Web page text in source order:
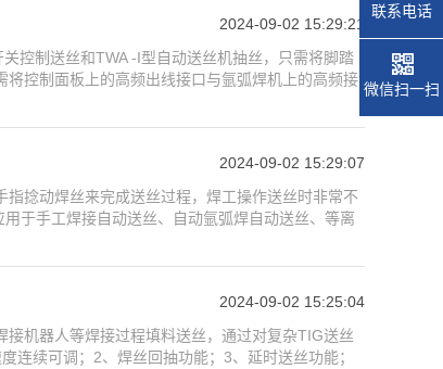
2024-09-02 15:29:21
控制送丝和TWA -I型自动送丝机抽丝，只需将脚踏
控制面板上的高频出线接口与氩弧焊机上的高频接
2024-09-02 15:29:07
捻动焊丝来完成送丝过程，焊工操作送丝时非常不
于手工焊接自动送丝、自动氩弧焊自动送丝、等离
2024-09-02 15:25:04
机器人等焊接过程填料送丝，通过对复杂TIG送丝
连续可调；2、焊丝回抽功能；3、延时送丝功能；
联系电话
微信扫一扫